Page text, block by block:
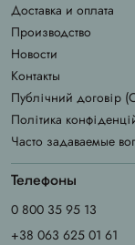
Доставка и оплата
Производство
Новости
Контакты
Публічний договір
Політика
Часто задаваемые
Телефоны
0 800 35 95 13
+38 063 625 01 61